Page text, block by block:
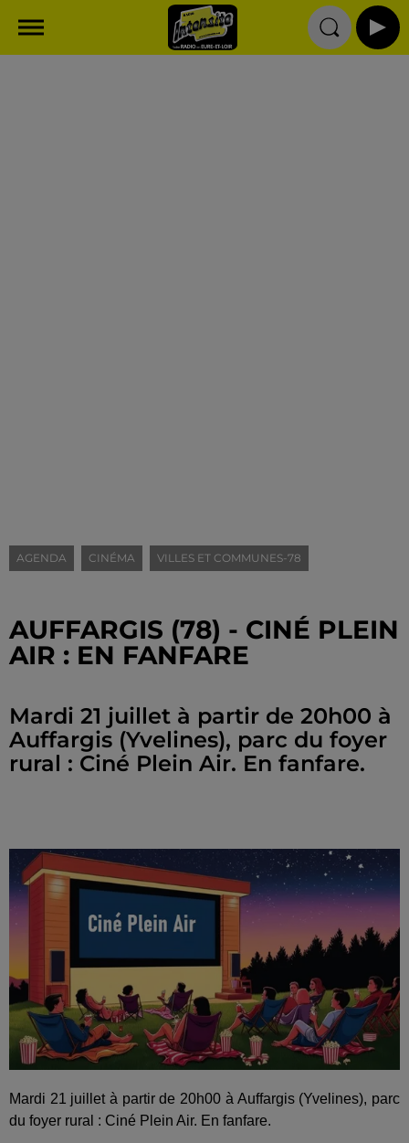
AGENDA CINÉMA VILLES ET COMMUNES-78
AUFFARGIS (78) - CINÉ PLEIN
AIR : EN FANFARE
Mardi 21 juillet à partir de 20h00 à
Auffargis (Yvelines), parc du foyer
rural : Ciné Plein Air. En fanfare.
Mardi 21 juillet à partir de 20h00 à Auffargis (Yvelines), parc
du foyer rural : Ciné Plein Air. En fanfare.